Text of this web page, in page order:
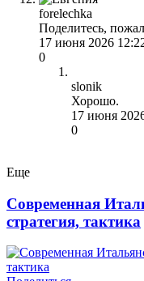
forelechka
Поделитесь,
17 июня 2026
0
slonik
Хорошо.
17 июня
0
Еще
Современная
стратегия, тактика